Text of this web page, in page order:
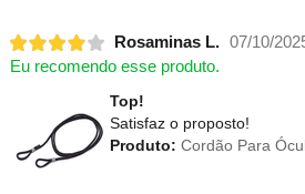
Rosaminas L. 07/10/
Eu recomendo esse produto.
Top!
Satisfaz o proposto!
Produto: Cordão Para